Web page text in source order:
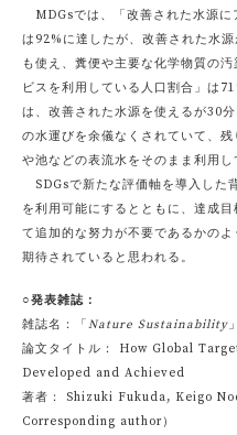
MDGsでは、「改善された水源に
は92%に達したが、改善された水
も使え、糞便や主要な化学物質の
ビスを利用している人口割合」は
は、改善された水源を使えるが30
の水運びを余儀なくされていて、
や池などの表流水をそのまま利用し
SDGsで新たな評価軸を導入した
を利用可能にするとともに、達成
て追加的な努力が不要であるかの
期待されていると思われる。
○発表雑誌：
雑誌名：「Nature Sustainability 」
論文タイトル： How Global
Developed and Achieved
著者： Shizuki Fukuda, Keigo
Corresponding author）